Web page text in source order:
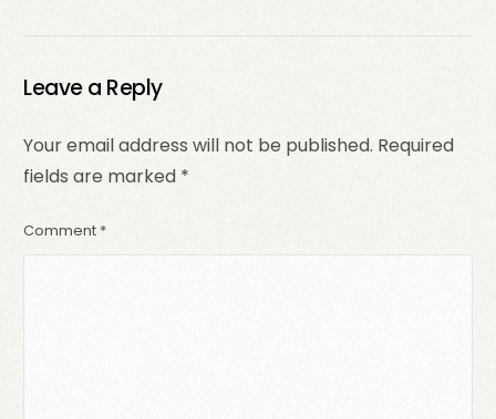
enjeux à connaître
Créateurs et
Leave a Reply
Your email address will not be published. Required
fields are marked *
Comment *